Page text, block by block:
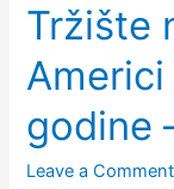
Tržište
godine
Leave a Comment